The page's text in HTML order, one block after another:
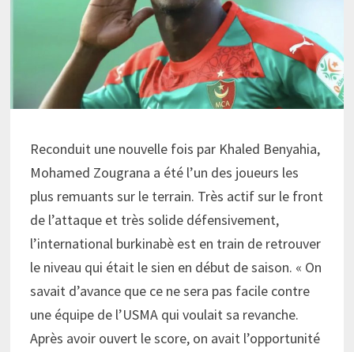
Reconduit une nouvelle fois par Khaled Benyahia,
Mohamed Zougrana a été l’un des joueurs les
plus remuants sur le terrain. Très actif sur le front
de l’attaque et très solide défensivement,
l’international burkinabè est en train de retrouver
le niveau qui était le sien en début de saison. « On
savait d’avance que ce ne sera pas facile contre
une équipe de l’USMA qui voulait sa revanche.
Après avoir ouvert le score, on avait l’opportunité